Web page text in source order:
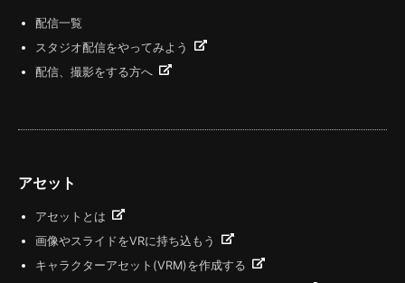
配信一覧
スタジオ配信をやってみよう
配信、撮影をする方へ
アセット
アセットとは
画像やスライドをVRに持ち込もう
キャラクターアセット(VRM)を作成する